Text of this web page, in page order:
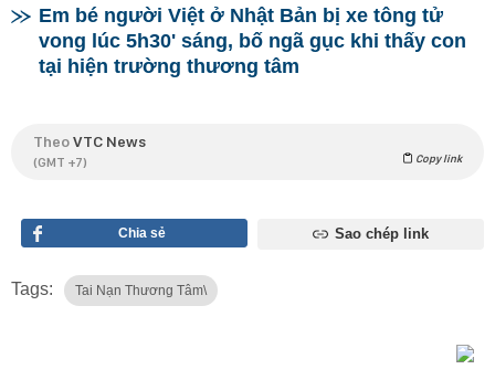
Em bé người Việt ở Nhật Bản bị xe tông tử
vong lúc 5h30' sáng, bố ngã gục khi thấy con
tại hiện trường thương tâm
TheoVTC News
(GMT +7) Copy link
Chia sẻ Sao chép link
Tags: Tai Nạn Thương Tâm\